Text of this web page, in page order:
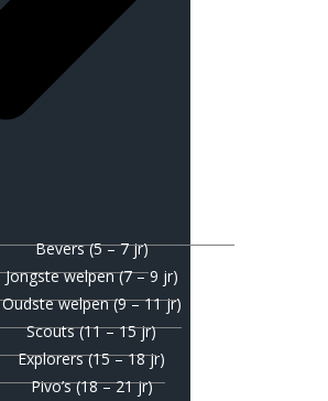
Bevers (5 – 7 jr)
Jongste welpen (7 – 9 jr)
Oudste welpen (9 – 11 jr)
Scouts (11 – 15 jr)
Explorers (15 – 18 jr)
Pivo’s (18 – 21 jr)